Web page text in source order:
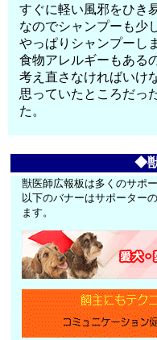
すぐに軽い風邪をひき
なのでシャンプーも少
やっぱりシャンプーし
食物アレルギーもある
考え直さなければいけ
思っていたところだっ
た。
◆
獣医師広報板は多くのサポ
以下のバナーはサポーター
ます。